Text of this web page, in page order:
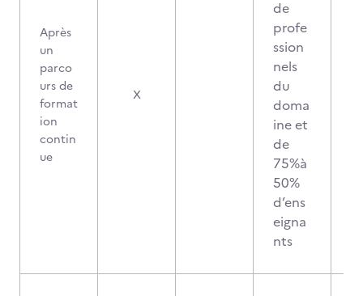
Après
un
parco
urs de
format
ion
contin
ue
X
de
profe
ssion
nels
du
doma
ine et
de
75%à
50%
d’ens
eigna
nts